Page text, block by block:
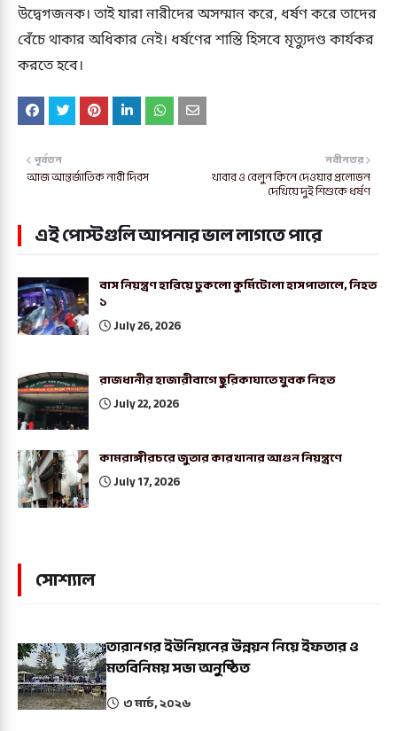
উদ্বেগজনক। তাই যারা নারীদের অসম্মান করে, ধর্ষণ করে তাদের
বেঁচে থাকার অধিকার নেই। ধর্ষণের শাস্তি হিসবে মৃত্যুদণ্ড কার্যকর
করতে হবে।
নবীনতর
খাবার ও বেলুন কিনে দেওয়ার প্রলোভন
দেখিয়ে দুই শিশুকে ধর্ষণ
পূর্বতন
আজ আন্তর্জাতিক নারী দিবস
এই পোস্টগুলি আপনার ভাল লাগতে পারে
বাস নিয়ন্ত্রণ হারিয়ে ঢুকলো কুর্মিটোলা হাসপাতালে, নিহত
১
July 26, 2026
রাজধানীর হাজারীবাগে ছুরিকাঘাতে যুবক নিহত
July 22, 2026
কামরাঙ্গীরচরে জুতার কারখানার আগুন নিয়ন্ত্রণে
July 17, 2026
সোশ্যাল
তারানগর ইউনিয়নের উন্নয়ন নিয়ে ইফতার ও
মতবিনিময় সভা অনুষ্ঠিত
৩ মার্চ, ২০২৬